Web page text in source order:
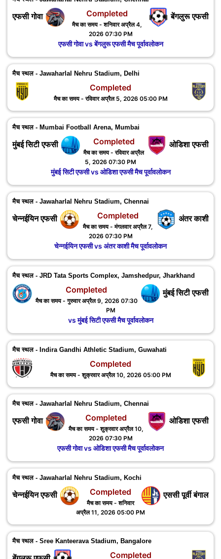
एफसी गोवा बेंगलुरू एफसी
Completed
मैच का समय - शनिवार अप्रैल 4,
2026 07:30 PM
एफसी गोवा vs बेंगलुरू एफसी मैच पूर्वावलोकन
मैच स्थल - Jawaharlal Nehru Stadium, Delhi
Completed
मैच का समय - रविवार अप्रैल 5, 2026 05:00 PM
मैच स्थल - Mumbai Football Arena, Mumbai
मुंबई सिटी एफसी ओडिशा एफसी
Completed
मैच का समय - रविवार अप्रैल
5, 2026 07:30 PM
मुंबई सिटी एफसी vs ओडिशा एफसी मैच पूर्वावलोकन
मैच स्थल - Jawaharlal Nehru Stadium, Chennai
चेन्नईयिन एफसी अंतर काशी
Completed
मैच का समय - मंगलवार अप्रैल 7,
2026 07:30 PM
चेन्नईयिन एफसी vs अंतर काशी मैच पूर्वावलोकन
मैच स्थल - JRD Tata Sports Complex, Jamshedpur, ‎Jharkhand
मुंबई सिटी एफसी
Completed
मैच का समय - गुरुवार अप्रैल 9, 2026 07:30
PM
vs मुंबई सिटी एफसी मैच पूर्वावलोकन
मैच स्थल - Indira Gandhi Athletic Stadium, Guwahati
Completed
मैच का समय - शुक्रवार अप्रैल 10, 2026 05:00 PM
मैच स्थल - Jawaharlal Nehru Stadium, Chennai
एफसी गोवा ओडिशा एफसी
Completed
मैच का समय - शुक्रवार अप्रैल 10,
2026 07:30 PM
एफसी गोवा vs ओडिशा एफसी मैच पूर्वावलोकन
मैच स्थल - Jawaharlal Nehru Stadium, Kochi
चेन्नईयिन एफसी एससी पूर्वी बंगाल
Completed
मैच का समय - शनिवार
अप्रैल 11, 2026 05:00 PM
मैच स्थल - Sree Kanteerava Stadium, Bangalore
Completed